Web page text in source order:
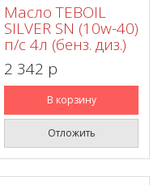
Масло TEBOIL
SILVER SN (10w-40)
п/с 4л (бенз. диз.)
2 342 p
В корзину
Отложить